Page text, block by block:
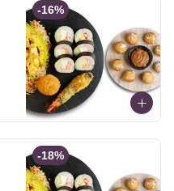
-16%
-18%